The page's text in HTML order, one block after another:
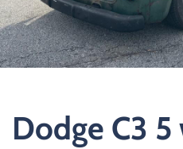
Dodge C3